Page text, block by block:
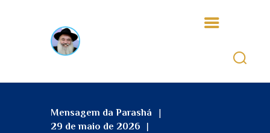
Mensagem da Parashá
29 de maio de 2026
INÍCIO
QUEM SOMOS